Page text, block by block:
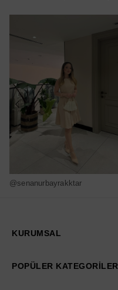
@senanurbayrakktar
KURUMSAL
POPÜLER KATEGORİLER